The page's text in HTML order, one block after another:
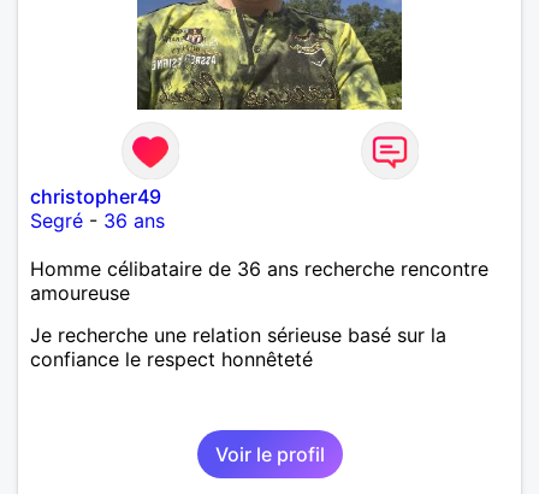
christopher49
Segré - 36 ans
Homme célibataire de 36 ans recherche rencontre
amoureuse
Je recherche une relation sérieuse basé sur la
confiance le respect honnêteté
Voir le profil